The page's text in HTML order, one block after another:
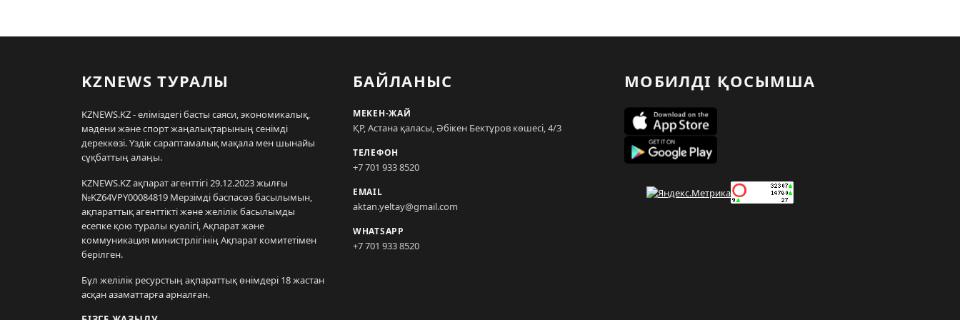
KZNEWS ТУРАЛЫ
KZNEWS.KZ - еліміздегі басты саяси, экономикалық,
мәдени және спорт жаңалықтарының сенімді
дереккөзі. Үздік сараптамалық мақала мен шынайы
сұқбаттың алаңы.
KZNEWS.KZ ақпарат агенттігі 29.12.2023 жылғы
№KZ64VPY00084819 Мерзімді баспасөз басылымын,
ақпараттық агенттікті және желілік басылымды
есепке қою туралы куәлігі, Ақпарат және
коммуникация министрлігінің Ақпарат комитетімен
берілген.
Бұл желілік ресурстың ақпараттық өнімдері 18 жастан
асқан азаматтарға арналған.
БАЙЛАНЫС
МЕКЕН-ЖАЙ
ҚР, Астана қаласы, Әбікен Бектұров көшесі, 4/3
ТЕЛЕФОН
+7 701 933 8520
EMAIL
aktan.yeltay@gmail.com
WHATSAPP
+7 701 933 8520
МОБИЛДІ ҚОСЫМША